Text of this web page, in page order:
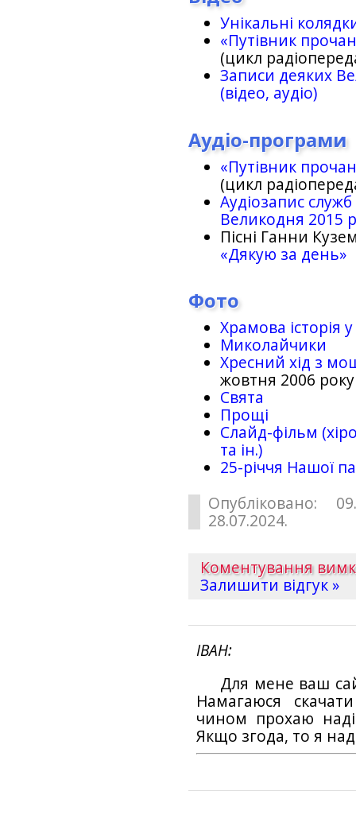
Унікальні
«Путівник
(цикл
Записи деяких
(відео, аудіо)
Аудіо-програми
«Путівник
(цикл
Аудіозапис
Великодня 2015
Пісні Ганни
«Дякую за день»
Фото
Храмова історія
Миколайчики
Хресний хід з
жовтня 2006 року
Свята
Прощі
Слайд-фільм
та ін.)
25-рiччя Нашої
Опубліковано:
28.07.2024.
Коментування
Залишити відгук »
ІВАН
Для мене ваш
Намагаюся
чином прохаю
Якщо згода, то я